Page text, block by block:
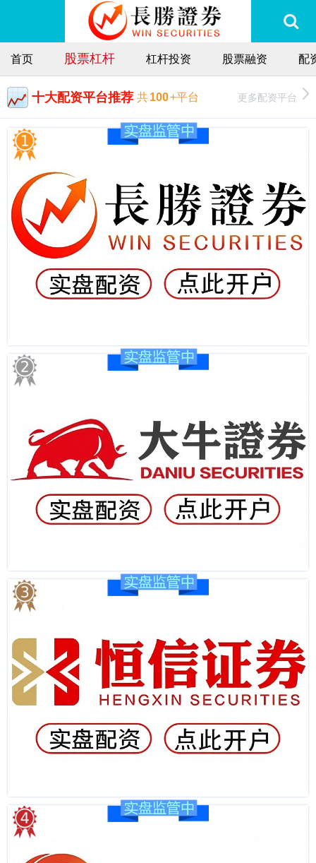
首页 股票杠杆 杠杆投资 股票融资 配
十大配资平台推荐 共100+平台 更多配资平台